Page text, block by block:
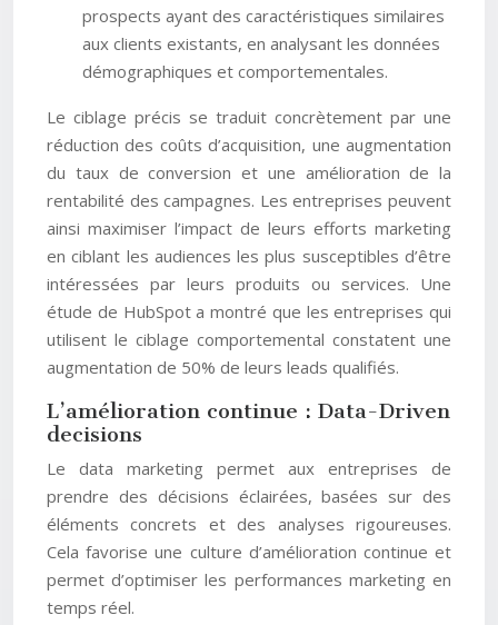
prospects ayant des caractéristiques similaires
aux clients existants, en analysant les données
démographiques et comportementales.
Le ciblage précis se traduit concrètement par une
réduction des coûts d’acquisition, une augmentation
du taux de conversion et une amélioration de la
rentabilité des campagnes. Les entreprises peuvent
ainsi maximiser l’impact de leurs efforts marketing
en ciblant les audiences les plus susceptibles d’être
intéressées par leurs produits ou services. Une
étude de HubSpot a montré que les entreprises qui
utilisent le ciblage comportemental constatent une
augmentation de 50% de leurs leads qualifiés.
L’amélioration continue : Data-Driven
decisions
Le data marketing permet aux entreprises de
prendre des décisions éclairées, basées sur des
éléments concrets et des analyses rigoureuses.
Cela favorise une culture d’amélioration continue et
permet d’optimiser les performances marketing en
temps réel.